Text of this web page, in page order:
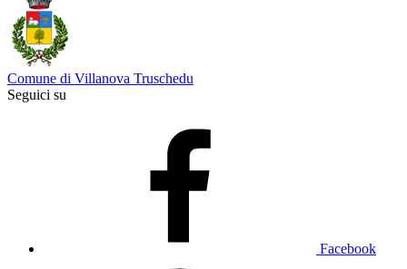
Comune di Villanova Truschedu
Seguici su
Facebook